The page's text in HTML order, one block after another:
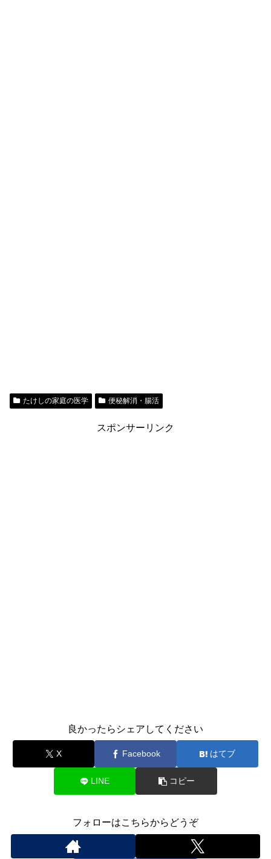
たけしの家庭の医学 便秘解消・腸活
スポンサーリンク
良かったらシェアしてください
X Facebook はてブ
LINE コピー
フォローはこちらからどうぞ